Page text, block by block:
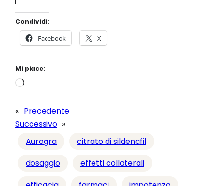
Condividi:
Facebook X
Mi piace:
C
r
i
c
m
« Precedente
Successivo »
Aurogra
citrato di sildenafil
dosaggio
effetti collaterali